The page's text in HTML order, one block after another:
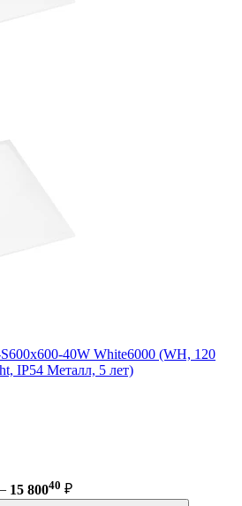
40W White6000 (WH, 120
IP54 Металл, 5 лет)
15 80040 ₽